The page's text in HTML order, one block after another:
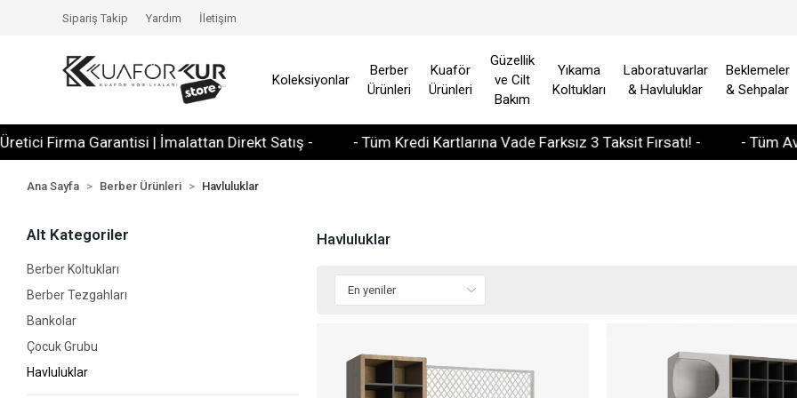
| İmalattan Direkt Satış - - Tüm Kredi Kartlarına Vade Farksız 3 Taksit Fırsatı! - - Tüm Avrupa
Sipariş Takip Yardım İletişim
Koleksiyonlar
Berber
Ürünleri
Kuaför
Ürünleri
Güzellik
ve Cilt
Bakım
Yıkama
Koltukları
Laboratuvarlar
& Havluluklar
Beklemeler
& Sehpalar
Ana Sayfa Berber Ürünleri Havluluklar
Alt Kategoriler
Berber Koltukları
Berber Tezgahları
Bankolar
Çocuk Grubu
Havluluklar
Havluluklar